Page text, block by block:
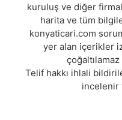
kuruluş ve diğer
harita ve tüm
konyaticari.com
yer alan içerikler
çoğaltılamaz
Telif hakkı ihlali
incelenir